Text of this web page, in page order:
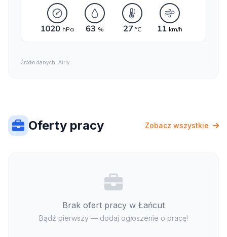
Źródło danych: Airly
Oferty pracy Zobacz wszystkie
Brak ofert pracy w Łańcut
Bądź pierwszy — dodaj ogłoszenie o pracę!